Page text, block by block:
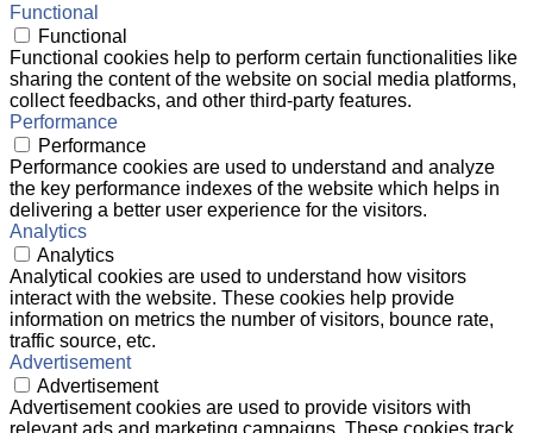
Functional
Functional
Functional cookies help to perform certain functionalities like
sharing the content of the website on social media platforms,
collect feedbacks, and other third-party features.
Performance
Performance
Performance cookies are used to understand and analyze
the key performance indexes of the website which helps in
delivering a better user experience for the visitors.
Analytics
Analytics
Analytical cookies are used to understand how visitors
interact with the website. These cookies help provide
information on metrics the number of visitors, bounce rate,
traffic source, etc.
Advertisement
Advertisement
Advertisement cookies are used to provide visitors with